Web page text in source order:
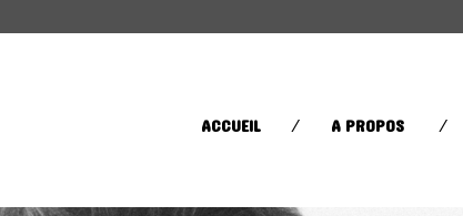
CATÉGORIES
ACCUEIL A PROPOS